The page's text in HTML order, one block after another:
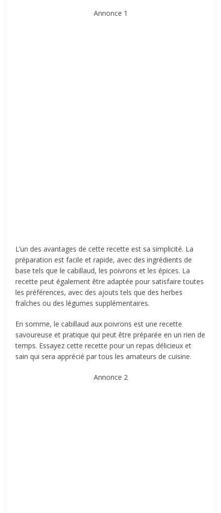
Annonce 1
L’un des avantages de cette recette est sa simplicité. La
préparation est facile et rapide, avec des ingrédients de
base tels que le cabillaud, les poivrons et les épices. La
recette peut également être adaptée pour satisfaire toutes
les préférences, avec des ajouts tels que des herbes
fraîches ou des légumes supplémentaires.
En somme, le cabillaud aux poivrons est une recette
savoureuse et pratique qui peut être préparée en un rien de
temps. Essayez cette recette pour un repas délicieux et
sain qui sera apprécié par tous les amateurs de cuisine.
Annonce 2